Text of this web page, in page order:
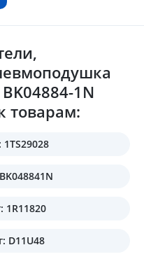
1N
товарам:
1R11820
D11U48